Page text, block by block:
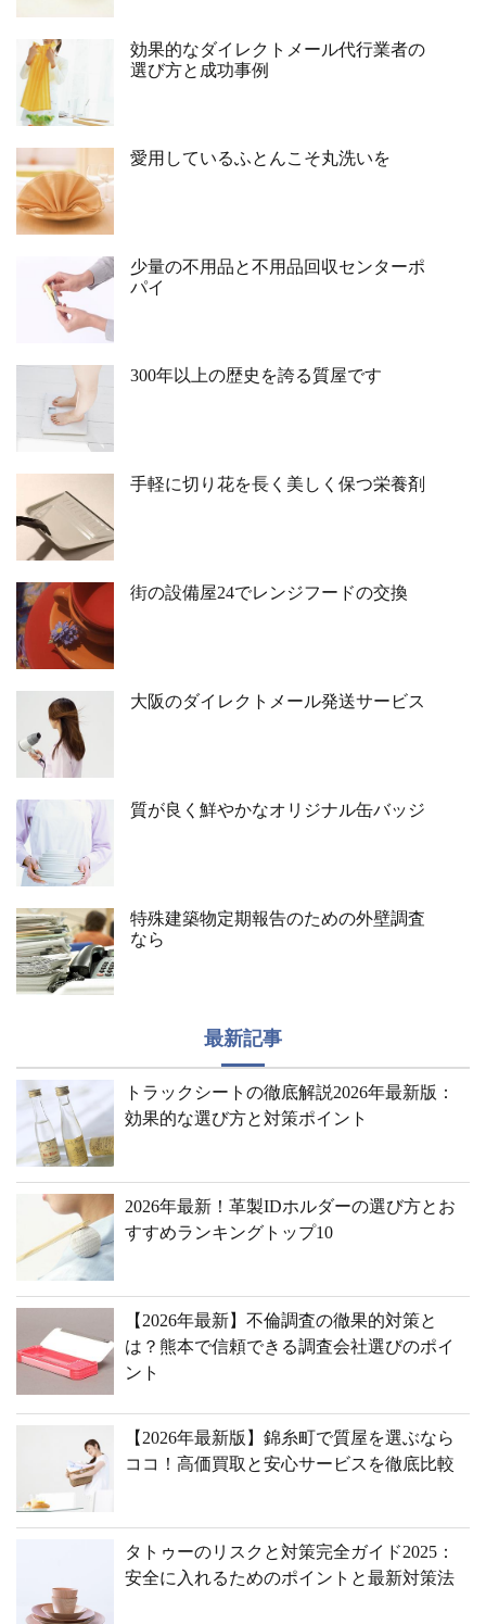
効果的なダイレクトメール代行業者の
選び方と成功事例
愛用しているふとんこそ丸洗いを
少量の不用品と不用品回収センターポ
パイ
300年以上の歴史を誇る質屋です
手軽に切り花を長く美しく保つ栄養剤
街の設備屋24でレンジフードの交換
大阪のダイレクトメール発送サービス
質が良く鮮やかなオリジナル缶バッジ
特殊建築物定期報告のための外壁調査
なら
最新記事
トラックシートの徹底解説2026年最新版：
効果的な選び方と対策ポイント
2026年最新！革製IDホルダーの選び方とお
すすめランキングトップ10
【2026年最新】不倫調査の徹果的対策と
は？熊本で信頼できる調査会社選びのポイ
ント
【2026年最新版】錦糸町で質屋を選ぶなら
ココ！高価買取と安心サービスを徹底比較
タトゥーのリスクと対策完全ガイド2025：
安全に入れるためのポイントと最新対策法